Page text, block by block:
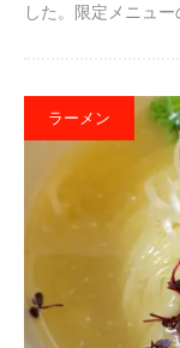
した。限定メニュ
ラーメン